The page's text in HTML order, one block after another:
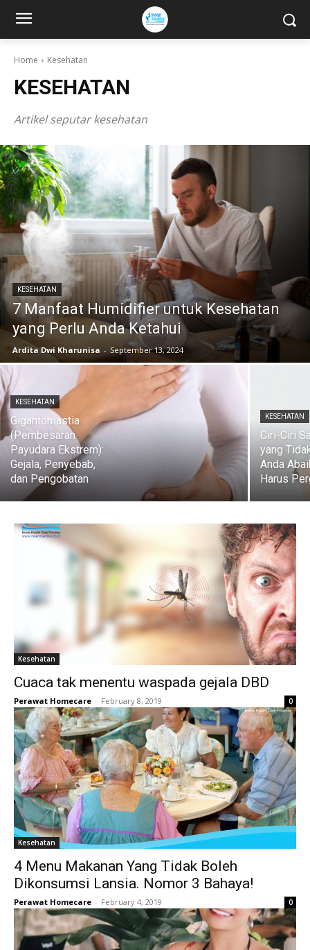
Home Kesehatan
KESEHATAN
Artikel seputar kesehatan
KESEHATAN
7 Manfaat Humidifier untuk Kesehatan
yang Perlu Anda Ketahui
Ardita Dwi Kharunisa - September 13, 2024
KESEHATAN
Gigantomastia
(Pembesaran
Payudara Ekstrem):
Gejala, Penyebab,
dan Pengobatan
KESEHATAN
Ciri-Ciri
yang
Anda
Harus
Kesehatan
Cuaca tak menentu waspada gejala DBD
Perawat Homecare - February 8, 2019 0
Kesehatan
4 Menu Makanan Yang Tidak Boleh
Dikonsumsi Lansia. Nomor 3 Bahaya!
Perawat Homecare - February 4, 2019 0